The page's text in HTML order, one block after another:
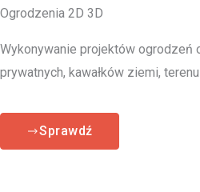
Ogrodzenia 2D 3D
Wykonywanie projektów ogrodzeń
prywatnych, kawałków ziemi,
Sprawdź